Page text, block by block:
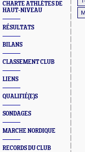
CHARTE ATHLÈTES DE
HAUT-NIVEAU
RÉSULTATS
BILANS
CLASSEMENT CLUB
LIENS
QUALIFIÉ(E)S
SONDAGES
MARCHE NORDIQUE
RECORDS DU CLUB